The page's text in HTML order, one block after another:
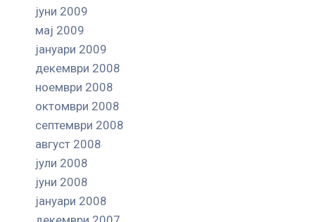
јуни 2009
мај 2009
јануари 2009
декември 2008
ноември 2008
октомври 2008
септември 2008
август 2008
јули 2008
јуни 2008
јануари 2008